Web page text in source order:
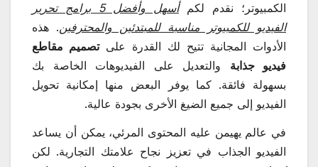
الكمبيوتر؛ نقدم لكم
أسهل وأفضل 5 برامج تحرير
الفيديو للكمبيوتر مناسبة للمبتدئين والمحترفين. هذه
الأدوات المجانية تتيح لك القدرة علىتصميم مقاطع
فيديو جذابة والتعديل على الفيديوهات الخاصة بك
بسهولة فائقة. كما يوفر البعض منها إمكانية تحويل
الفيديو إلى جميع الضيغ الأخرى بجودة عالية.
في عالم يهيمن عليه المحتوى المرئي، يمكن أن يساعد
الفيديو الجذاب في تعزيز نجاح علامتك التجارية. لكن